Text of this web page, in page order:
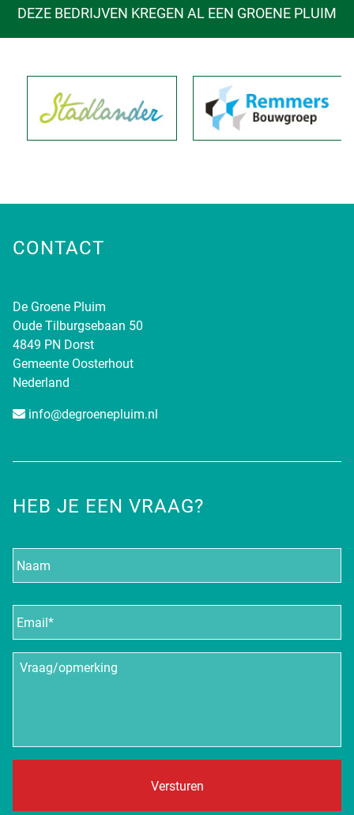
DEZE BEDRIJVEN KREGEN AL EEN GROENE PLUIM
CONTACT
De Groene Pluim
Oude Tilburgsebaan 50
4849 PN Dorst
Gemeente Oosterhout
Nederland
info@degroenepluim.nl
HEB JE EEN VRAAG?
E-
mailadres
Vraag/opmerking